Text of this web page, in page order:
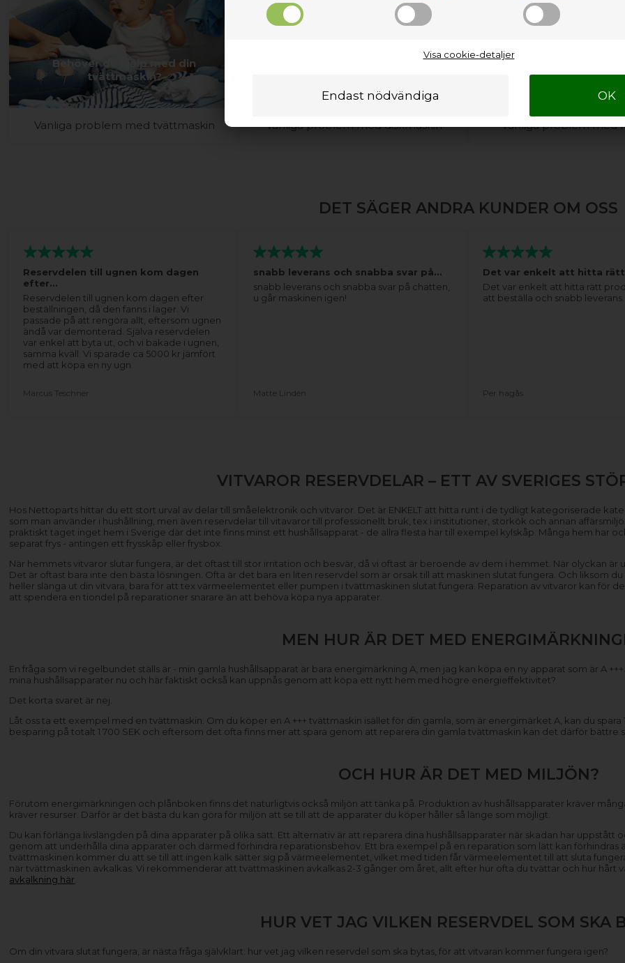
Visa cookie-detaljer
Behöver du hjälp med din
tvättmaskin?
Vanliga problem med tvättmaskin
Behöver du hjälp med din
Vanliga problem med diskmaskin
Behöver du hjälp
kylskåp eller din
Vanliga problem med
DET SÄGER ANDRA KUNDER OM OSS
Reservdelen till ugnen kom dagen
efter…
Reservdelen till ugnen kom dagen efter
beställningen, då den fanns i lager. Vi
passade på att rengöra allt, eftersom ugnen
ändå var demonterad. Själva reservdelen
var enkel att byta ut, och vi bakade i ugnen,
samma kväll. Vi sparade ca 5000 kr jämfört
med att köpa en ny ugn.
Marcus Teschner
snabb leverans och snabba svar på…
snabb leverans och snabba svar på chatten,
u går maskinen igen!
Matte Lindén
Det var enkelt att hitta
Det var enkelt att hitta rätt
att beställa och snabb leverans.
Per hagås
VITVAROR RESERVDELAR – ETT AV SVERIGES
Hos Nettoparts hittar du ett stort urval av delar till småelektronik och vitvaror. Det är ENKELT att hitta runt i de tydligt kategoriserade
som man använder i hushållning, men även reservdelar till vitavaror till professionellt bruk, tex i institutioner, storkök och annan
praktiskt taget inget hem i Sverige där det inte finns minst ett hushållsapparat - de allra flesta har till exempel kylskåp. Många hem har
separat frys - antingen ett frysskåp eller frysbox.
När hemmets vitvaror slutar fungera, är det oftast till stor irritation och besvär, då vi oftast är beroende av dem i hemmet. När olyckan är
Det är oftast bara inte den bästa lösningen. Ofta är det bara en liten reservdel som är orsak till att maskinen slutat fungera. Och liksom
heller slänga ut din vitvara, bara för att tex värmeelementet eller pumpen i tvättmaskinen slutat fungera. Reparation av vitvaror kan för
att spendera en tiondel på reparationer snarare än att behöva köpa nya apparater.
MEN HUR ÄR DET MED
En fråga som vi regelbundet ställs är - min gamla hushållsapparat är bara energimärkning A, men jag kan köpa en ny apparat som är A
mina hushållsapparater nu och här faktiskt också kan uppnås genom att köpa ett nytt hem med högre energieffektivitet?
Det korta svaret är nej.
Låt oss ta ett exempel med en tvättmaskin. Om du köper en A +++ tvättmaskin isället för din gamla, som är energimärket A, kan du spara
besparing på totalt 1 700 SEK och eftersom det ofta finns mer att spara genom att reparera din gamla tvättmaskin kan det därför bättre
OCH HUR ÄR DET MED MILJÖN?
Förutom energimärkningen och plånboken finns det naturligtvis också miljön att tänka på. Produktion av hushållsapparater kräver
kräver resurser. Därför är det bästa du kan göra för miljön att se till att de apparater du köper håller så länge som möjligt.
Du kan förlänga livslängden på dina apparater på olika sätt. Ett alternativ är att reparera dina hushållsapparater när skadan har uppstått
genom att underhålla dina apparater och därmed förhindra reparationsbehov. Ett bra exempel på en reparation som lätt kan
tvättmaskinen kommer du att se till att ingen kalk sätter sig på värmeelementet, vilket med tiden får värmeelementet till att sluta
när tvättmaskinen avkalkas. Vi rekommenderar att tvättmaskinen avkalkas 2-3 gånger om året, allt efter hur ofta du tvättar och hur hårt
avkalkning här
HUR VET JAG VILKEN RESERVDEL SOM SKA
Om din vitvara slutat fungera, är nästa fråga självklart: hur vet jag vilken reservdel som ska bytas, för att vitvaran kommer fungera igen?